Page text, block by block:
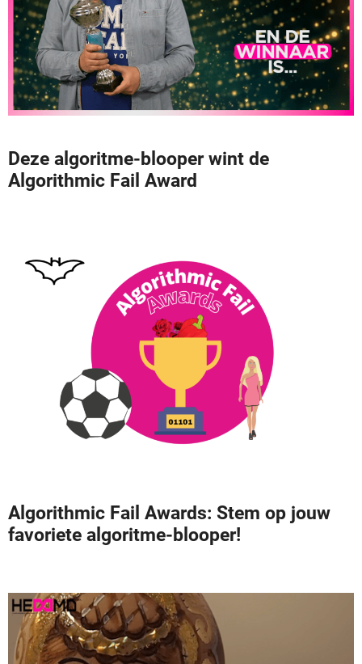
Deze algoritme-blooper wint de
Algorithmic Fail Award
Algorithmic Fail Awards: Stem op jouw
favoriete algoritme-blooper!